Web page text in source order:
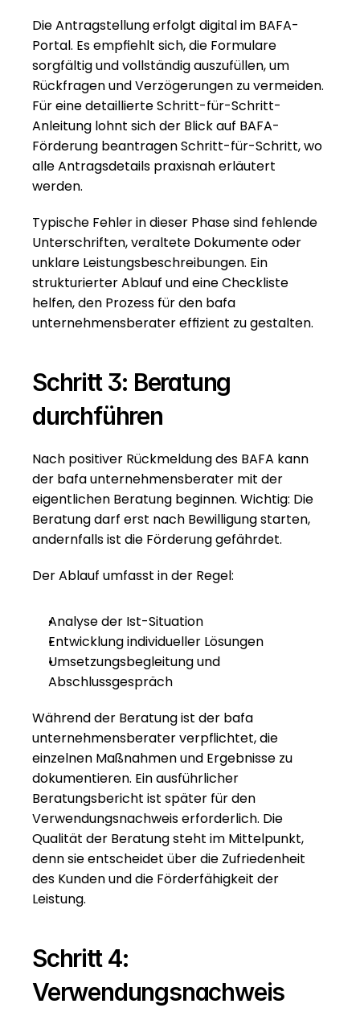
Die Antragstellung erfolgt digital im BAFA-
Portal. Es empfiehlt sich, die Formulare
sorgfältig und vollständig auszufüllen, um
Rückfragen und Verzögerungen zu vermeiden.
Für eine detaillierte Schritt-für-Schritt-
Anleitung lohnt sich der Blick auf BAFA-
Förderung beantragen Schritt-für-Schritt, wo
alle Antragsdetails praxisnah erläutert
werden.
Typische Fehler in dieser Phase sind fehlende
Unterschriften, veraltete Dokumente oder
unklare Leistungsbeschreibungen. Ein
strukturierter Ablauf und eine Checkliste
helfen, den Prozess für den bafa
unternehmensberater effizient zu gestalten.
Schritt 3: Beratung
durchführen
Nach positiver Rückmeldung des BAFA kann
der bafa unternehmensberater mit der
eigentlichen Beratung beginnen. Wichtig: Die
Beratung darf erst nach Bewilligung starten,
andernfalls ist die Förderung gefährdet.
Der Ablauf umfasst in der Regel:
Analyse der Ist-Situation
Entwicklung individueller Lösungen
Umsetzungsbegleitung und
Abschlussgespräch
Während der Beratung ist der bafa
unternehmensberater verpflichtet, die
einzelnen Maßnahmen und Ergebnisse zu
dokumentieren. Ein ausführlicher
Beratungsbericht ist später für den
Verwendungsnachweis erforderlich. Die
Qualität der Beratung steht im Mittelpunkt,
denn sie entscheidet über die Zufriedenheit
des Kunden und die Förderfähigkeit der
Leistung.
Schritt 4:
Verwendungsnachweis